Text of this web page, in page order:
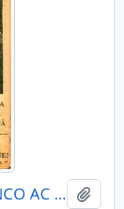
JORNAL YUIMAKI - RIO BRANCO AC COMISSÃO PRÓ ÍNDIOACRE - 1995 - Nº09